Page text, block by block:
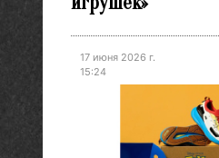
17 июня 2026 г.
15:24